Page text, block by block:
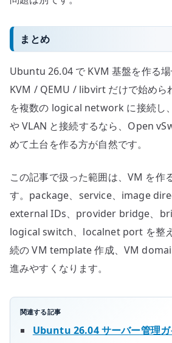
まとめ
Ubuntu 26.04 で KVM 基盤を作る
KVM / QEMU / libvirt だけで始めら
を複数の logical network に接続
や VLAN と接続するなら、Open
めて土台を作る方が自然です。
この記事で扱った範囲は、VM を作
す。package、service、image
external IDs、provider bridge、
logical switch、localnet port を整
続の VM template 作成、VM
進みやすくなります。
関連する記事
Ubuntu 26.04 サーバー管理ガ